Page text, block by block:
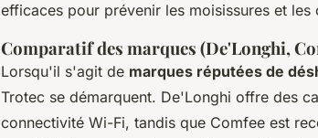
efficaces pour prévenir les moisissures et les
Comparatif des marques (De'Longhi,
Lorsqu'il s'agit de marques réputées de
Trotec se démarquent. De'Longhi offre des
connectivité Wi-Fi, tandis que Comfee est